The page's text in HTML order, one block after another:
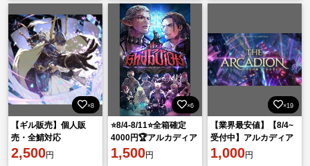
×8
【ギル販売】個人販
売・全鯖対応
2,500円
×6
⭐8/4-8/11⭐全箱確定
4000円🏆アルカディア
零式 ヘビー級
1,500円
×19
【業界最安値】【8/4~
受付中】アルカディア
零式ヘビー級 箱取得代
1,000円